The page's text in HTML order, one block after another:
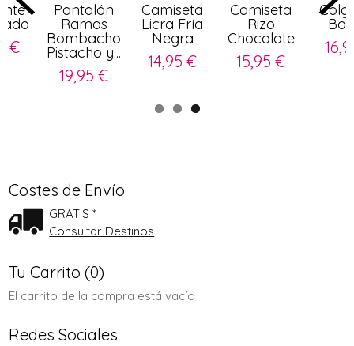
Costes de Envío
GRATIS *
Consultar Destinos
Tu Carrito (0)
El carrito de la compra está vacío
Redes Sociales
€
Pantalón
Ramas
Bombacho
Pistacho y...
19,95 €
Camiseta
Licra Fría
Negra
14,95 €
Camiseta
Rizo
Chocolate
15,95 €